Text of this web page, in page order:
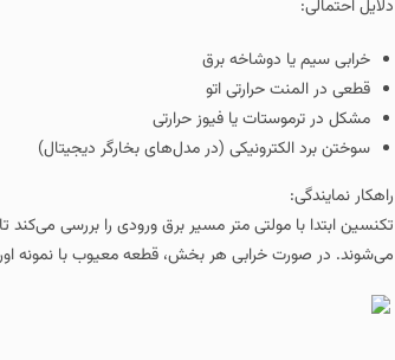
دلایل احتمالی:
خرابی سیم یا دوشاخه برق
قطعی در المنت حرارتی اتو
مشکل در ترموستات یا فیوز حرارتی
سوختن برد الکترونیکی (در مدل‌های بخارگر دیجیتال)
راهکار نمایندگی:
تکنسین ابتدا با مولتی‌ متر مسیر برق ورودی را بررسی
می‌شوند. در صورت خرابی هر بخش، قطعه معیوب با نمونه